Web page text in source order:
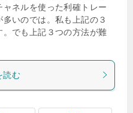
ャネルを使った利確トレー
いのでは。私も上記の３
でも上記３つの方法が難
読む